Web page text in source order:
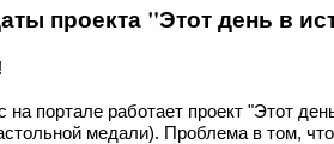
проекта "Этот день в
на портале работает проект "Этот
медали). Проблема в том,